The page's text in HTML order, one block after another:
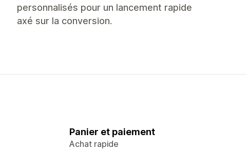
personnalisés pour un lancement rapide
axé sur la conversion.
Panier et paiement
Achat rapide